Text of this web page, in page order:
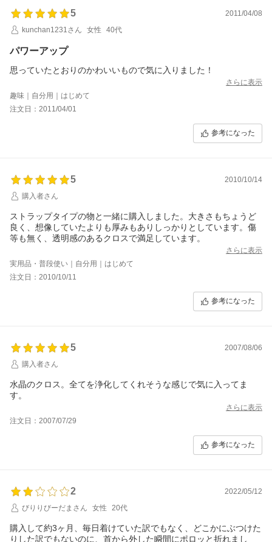
5
2011/04/08
kunchan1231さん
女性 40代
パワーアップ
思っていたとおりのかわいいもので気に入りました！
さらに表示
趣味｜自分用｜はじめて
注文日：2011/04/01
参考になった
5
2010/10/14
購入者さん
ストラップタイプの物と一緒に購入しました。大きさもちょうど
良く、想像していたよりも厚みもありしっかりとしています。傷
等も無く、透明感のあるクロスで満足しています。
さらに表示
実用品・普段使い｜自分用｜はじめて
注文日：2010/10/11
参考になった
5
2007/08/06
購入者さん
水晶のクロス。全てを浄化してくれそうな感じで気に入ってま
す。
さらに表示
注文日：2007/07/29
参考になった
2
2022/05/12
びりりびーだまさん
女性 20代
購入して約3ヶ月、毎日着けていた訳でもなく、どこかにぶつけた
りした訳でもないのに、首から外した瞬間にポロッと折れまし